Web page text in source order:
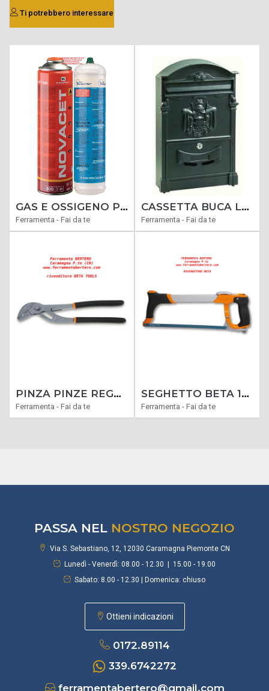
Ti potrebbero interessare
GAS E OSSIGENO PER SALDATORI OSSICETILENICI
Ferramenta - Fai da te
CASSETTA BUCA LETTERE MODELLO RESIDENCIA ROSSA - NERA- GRIGIO ANTRACITE-VERDE
Ferramenta - Fai da te
PINZA PINZE REGOLABILE BETA TOOLS 1047 240 MM CON PULSANTE UTENSILE IDRAULICO
Ferramenta - Fai da te
SEGHETTO BETA 1726BM TENSIONAMENTO LAMA A SGANCIO RAPIDO
Ferramenta - Fai da te
PASSA NEL NOSTRO NEGOZIO
Via S. Sebastiano, 12, 12030 Caramagna Piemonte CN
Lunedì - Venerdì: 08.00 - 12.30 | 15.00 - 19.00
Sabato: 8.00 - 12.30 | Domenica: chiuso
Ottieni indicazioni
0172.89114
339.6742272
ferramentabertero@gmail.com